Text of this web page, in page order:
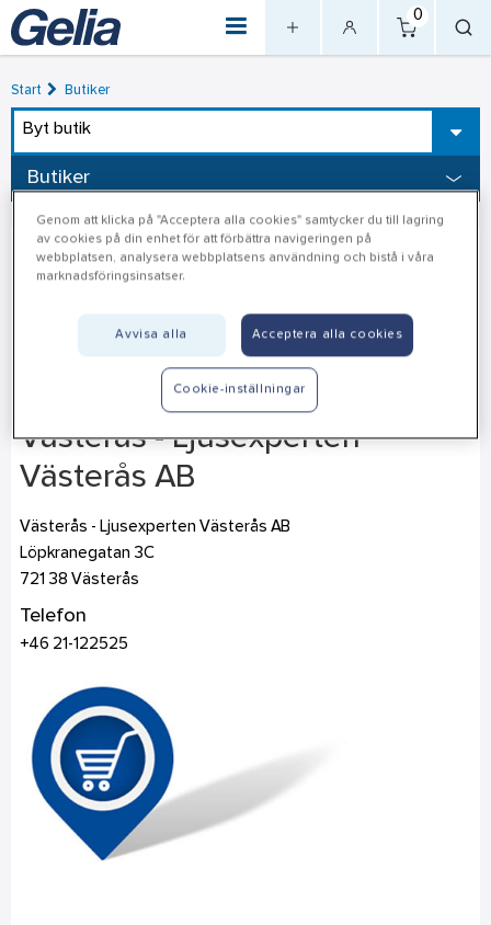
0
Start Butiker
Byt butik
Butiker
Västerås - Ljusexperten
Västerås AB
Västerås - Ljusexperten Västerås AB
Löpkranegatan 3C
721 38 Västerås
Telefon
+46 21-122525
Genom att klicka på "Acceptera alla cookies" samtycker du till lagring
av cookies på din enhet för att förbättra navigeringen på
webbplatsen, analysera webbplatsens användning och bistå i våra
marknadsföringsinsatser.
Avvisa alla Acceptera alla cookies
Cookie-inställningar